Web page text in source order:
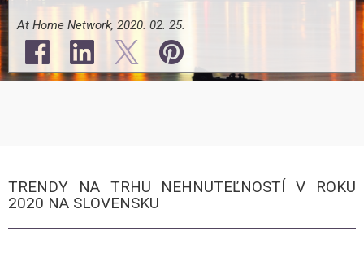
At Home Network, 2020. 02. 25.
TRENDY NA TRHU NEHNUTEĽNOSTÍ V ROKU
2020 NA SLOVENSKU